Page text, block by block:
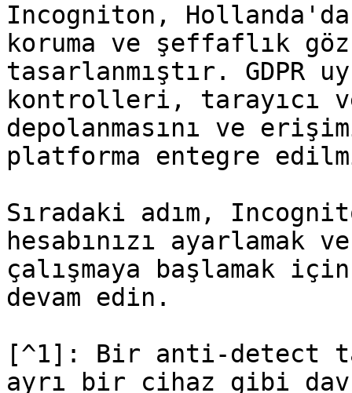
Incogniton,
koruma ve şeffaflık
tasarlanmıştır. GDPR
kontrolleri, tarayıcı
depolanmasını ve
platforma entegre
Sıradaki adım,
hesabınızı
çalışmaya başlamak
devam edin.
[^1]: Bir anti-detect
ayrı bir cihaz gibi